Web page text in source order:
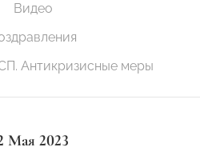
Видео
Антикризисные меры
Мая 2023